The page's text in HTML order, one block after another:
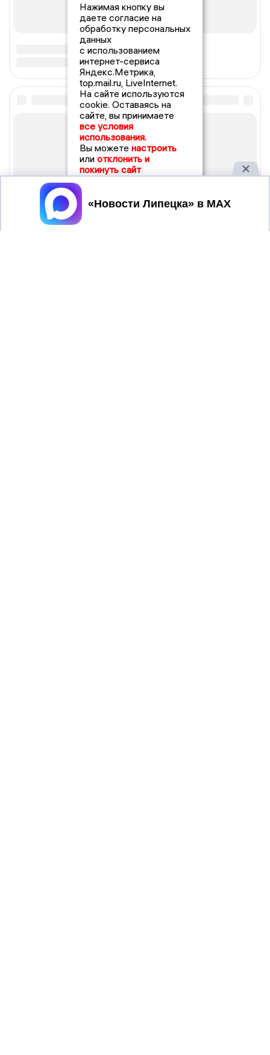
Нажимая кнопку вы
даете согласие на
обработку персональных
данных
с использованием
интернет-сервиса
Яндекс.Метрика,
top.mail.ru, LiveInternet.
На сайте используются
cookie. Оставаясь на
сайте, вы принимаете
все условия
использования.
Вы можете настроить
или отклонить и
покинуть сайт
Принять